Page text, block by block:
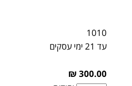
1010
עד 21 ימי עסקים
300.00 ₪